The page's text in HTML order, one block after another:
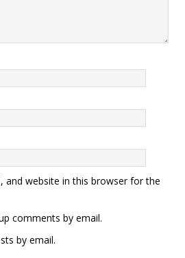
and website in this browser for the
comments by email.
by email.